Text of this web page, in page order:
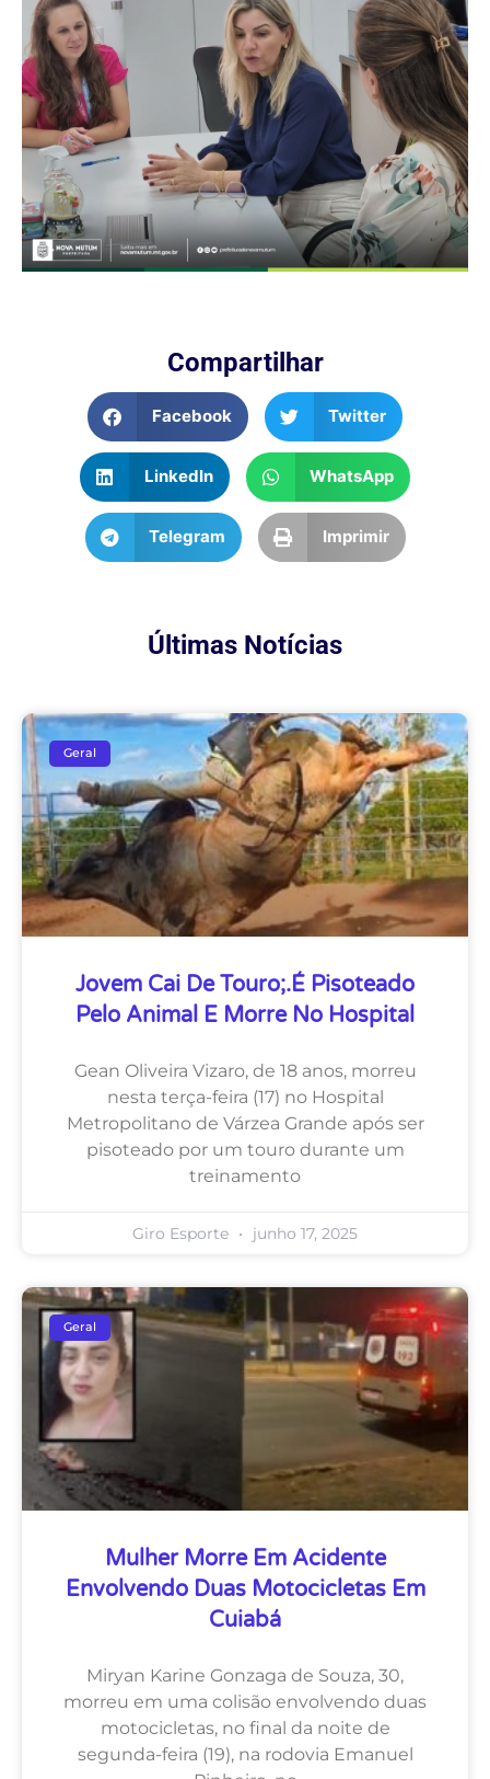
Compartilhar
Facebook Twitter
LinkedIn WhatsApp
Telegram Imprimir
Últimas Notícias
Geral
Jovem Cai De Touro;.é Pisoteado
Pelo Animal E Morre No Hospital
Gean Oliveira Vizaro, de 18 anos, morreu
nesta terça-feira (17) no Hospital
Metropolitano de Várzea Grande após ser
pisoteado por um touro durante um
treinamento
Giro Esporte junho 17, 2025
Geral
Mulher Morre Em Acidente
Envolvendo Duas Motocicletas Em
Cuiabá
Miryan Karine Gonzaga de Souza, 30,
morreu em uma colisão envolvendo duas
motocicletas, no final da noite de
segunda-feira (19), na rodovia Emanuel